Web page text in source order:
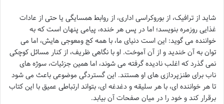
شاید از ترافیک، از بوروکراسی اداری، از روابط همسایگی یا حتی از عادات
غذایی روزمره بنویسد؛ اما در پس هر خنده، پیامی پنهان است که به
خواننده می گوید: این است دنیای ما، با همه کج ومعوجی هایش، اما می
توان به آن خندید و از آن آموخت. او با نگاهی ظریف، از کنار مسائل کوچکی
نمی گذرد که اغلب نادیده گرفته می شوند، اما همین جزئیات، سوژه های
ناب برای طنزپردازی های او هستند. این گستردگی موضوعی باعث می شود
تا هر خواننده ای، با هر سلیقه و دغدغه ای، بتواند ارتباطی عمیق با این کتاب
برقرار کند و خود را در میان صفحات آن بیابد.